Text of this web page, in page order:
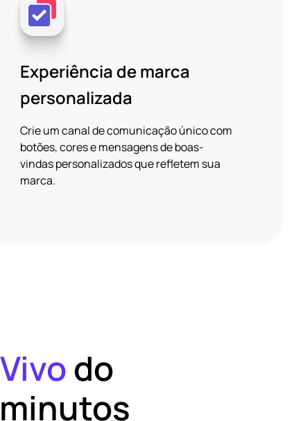
Experiência de marca
personalizada
Crie um canal de comunicação único com
botões, cores e mensagens de boas-
vindas personalizados que refletem sua
marca.
do